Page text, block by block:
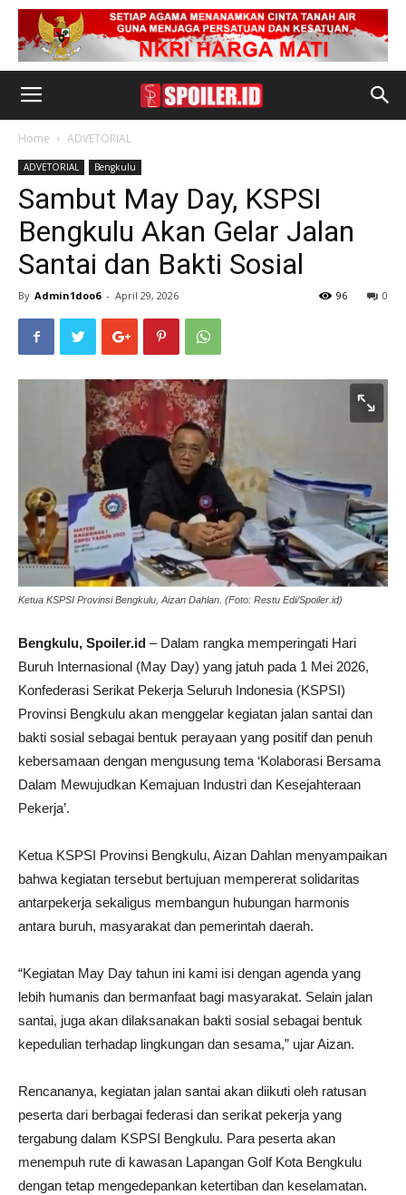
Home ADVETORIAL
ADVETORIAL Bengkulu
Sambut May Day, KSPSI
Bengkulu Akan Gelar Jalan
Santai dan Bakti Sosial
By Admin1doo6 - April 29, 2026 0
96
Ketua KSPSI Provinsi Bengkulu, Aizan Dahlan. (Foto: Restu Edi/Spoiler.id)
Bengkulu, Spoiler.id – Dalam rangka memperingati Hari
Buruh Internasional (May Day) yang jatuh pada 1 Mei 2026,
Konfederasi Serikat Pekerja Seluruh Indonesia (KSPSI)
Provinsi Bengkulu akan menggelar kegiatan jalan santai dan
bakti sosial sebagai bentuk perayaan yang positif dan penuh
kebersamaan dengan mengusung tema ‘Kolaborasi Bersama
Dalam Mewujudkan Kemajuan Industri dan Kesejahteraan
Pekerja’.
Ketua KSPSI Provinsi Bengkulu, Aizan Dahlan menyampaikan
bahwa kegiatan tersebut bertujuan mempererat solidaritas
antarpekerja sekaligus membangun hubungan harmonis
antara buruh, masyarakat dan pemerintah daerah.
“Kegiatan May Day tahun ini kami isi dengan agenda yang
lebih humanis dan bermanfaat bagi masyarakat. Selain jalan
santai, juga akan dilaksanakan bakti sosial sebagai bentuk
kepedulian terhadap lingkungan dan sesama,” ujar Aizan.
Rencananya, kegiatan jalan santai akan diikuti oleh ratusan
peserta dari berbagai federasi dan serikat pekerja yang
tergabung dalam KSPSI Bengkulu. Para peserta akan
menempuh rute di kawasan Lapangan Golf Kota Bengkulu
dengan tetap mengedepankan ketertiban dan keselamatan.